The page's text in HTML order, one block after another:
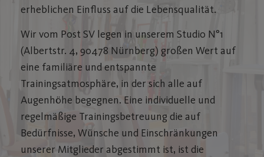
erheblichen Einfluss auf die Lebensqualität.
Wir vom Post SV legen in unserem Studio N°1
(Albertstr. 4, 90478 Nürnberg) großen Wert auf
eine familiäre und entspannte
Trainingsatmosphäre, in der sich alle auf
Augenhöhe begegnen. Eine individuelle und
regelmäßige Trainingsbetreuung die auf
Bedürfnisse, Wünsche und Einschränkungen
unserer Mitglieder abgestimmt ist, ist die